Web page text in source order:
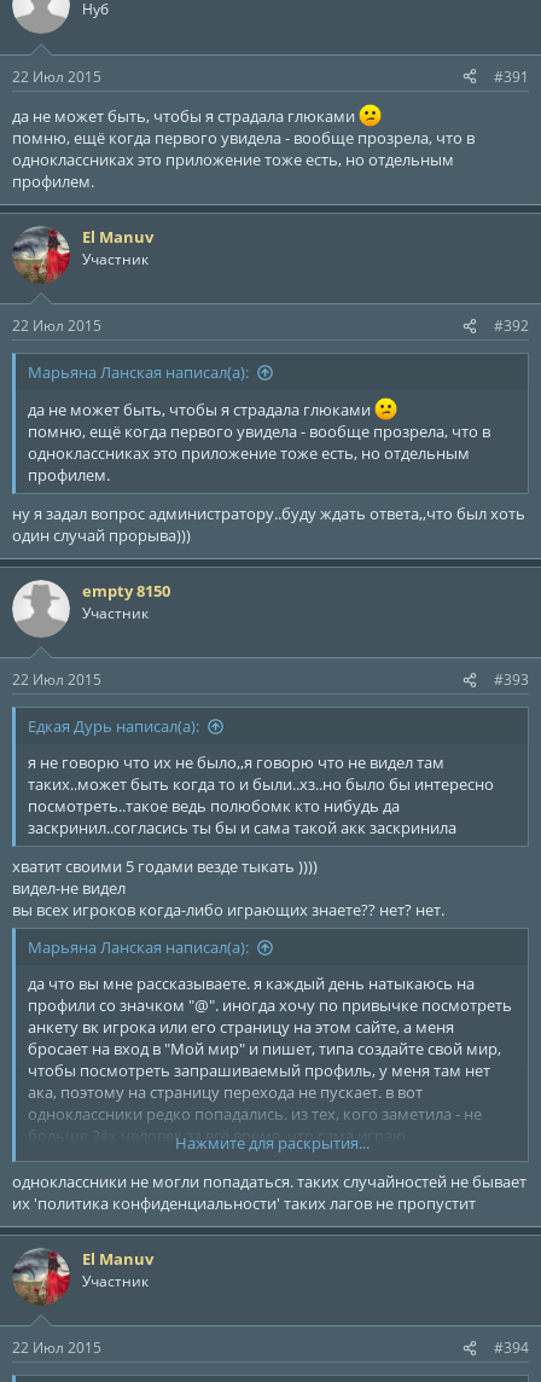
Нуб
22 Июл 2015 #391
да не может быть, чтобы я страдала глюками
помню, ещё когда первого увидела - вообще прозрела, что в
одноклассниках это приложение тоже есть, но отдельным
профилем.
El Manuv
Участник
22 Июл 2015 #392
Марьяна Ланская написал(а):
да не может быть, чтобы я страдала глюками
помню, ещё когда первого увидела - вообще прозрела, что в
одноклассниках это приложение тоже есть, но отдельным
профилем.
ну я задал вопрос администратору..буду ждать ответа,,что был хоть
один случай прорыва)))
empty 8150
Участник
22 Июл 2015 #393
Едкая Дурь написал(а):
я не говорю что их не было,,я говорю что не видел там
таких..может быть когда то и были..хз..но было бы интересно
посмотреть..такое ведь полюбомк кто нибудь да
заскринил..согласись ты бы и сама такой акк заскринила
хватит своими 5 годами везде тыкать ))))
видел-не видел
вы всех игроков когда-либо играющих знаете?? нет? нет.
Марьяна Ланская написал(а):
да что вы мне рассказываете. я каждый день натыкаюсь на
профили со значком "@". иногда хочу по привычке посмотреть
анкету вк игрока или его страницу на этом сайте, а меня
бросает на вход в "Мой мир" и пишет, типа создайте свой мир,
чтобы посмотреть запрашиваемый профиль, у меня там нет
ака, поэтому на страницу перехода не пускает. в вот
одноклассники редко попадались. из тех, кого заметила - не
больше 3ёх человек за всё время, что сама играю.
так что вы что-то путаете
Нажмите для раскрытия...
одноклассники не могли попадаться. таких случайностей не бывает
их 'политика конфиденциальности' таких лагов не пропустит
El Manuv
Участник
22 Июл 2015 #394